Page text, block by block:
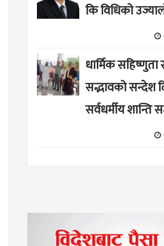
कि विधिको
धार्मिक
सद्भावको सन्देश
सर्वधर्मीय शान्ति